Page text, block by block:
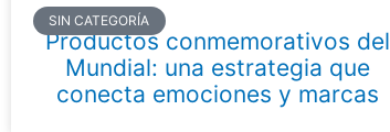
SIN CATEGORÍA
Productos conmemorativos del
Mundial: una estrategia que
conecta emociones y marcas